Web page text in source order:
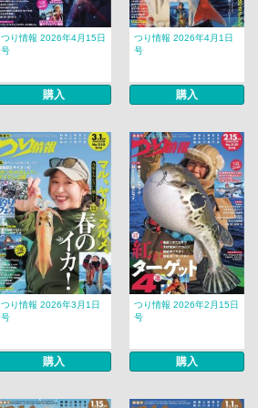
つり情報 2026年4月15日
号
購入
つり情報 2026年4月1日
号
購入
つり情報 2026年3月1日
号
購入
つり情報 2026年2月15日
号
購入